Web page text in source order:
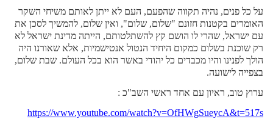
על כל פנים, נהיה תקווה שהפעם, העם לא ייתן לאותם משיחי השקר
האומרים בקטנות חזונם "שלום, שלום", ואין שלום, להמשיך לסכן את
עם ישראל, שהרי לו הושם קץ להשתלטותם, הייתה מדינת ישראל לא
רק שוכנת בשלום כמקום היחיד הנטול אנטישמיות, אלא שאורנו היה
הולך לפנינו והיו מכבדים כל יהודי באשר הוא בכל העולם. שבת שלום,
בצפייה לישועה.
ערוץ טוב, ראיון עם אחד ראשי השב"כ :
https://www.youtube.com/watch?v=OfHWgSueycA&t=517s